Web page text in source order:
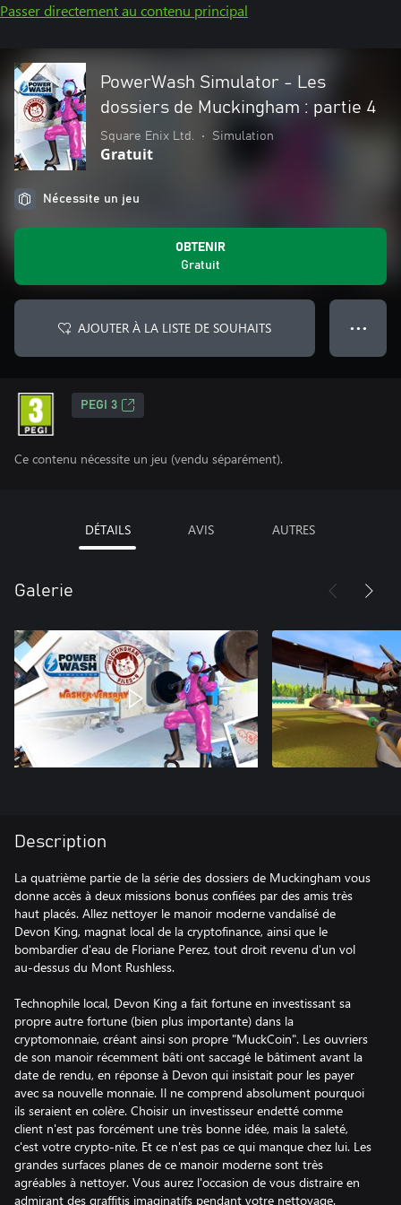
Passer directement au contenu principal
PowerWash Simulator - Les
dossiers de Muckingham : partie 4
Square Enix Ltd. • Simulation
Gratuit
Nécessite un jeu
OBTENIR
Gratuit
AJOUTER À LA LISTE DE SOUHAITS ● ● ●
PEGI 3
Ce contenu nécessite un jeu (vendu séparément).
DÉTAILS AVIS AUTRES
Galerie
Description
La quatrième partie de la série des dossiers de Muckingham vous
donne accès à deux missions bonus confiées par des amis très
haut placés. Allez nettoyer le manoir moderne vandalisé de
Devon King, magnat local de la cryptofinance, ainsi que le
bombardier d'eau de Floriane Perez, tout droit revenu d'un vol
au-dessus du Mont Rushless.
Technophile local, Devon King a fait fortune en investissant sa
propre autre fortune (bien plus importante) dans la
cryptomonnaie, créant ainsi son propre "MuckCoin". Les ouvriers
de son manoir récemment bâti ont saccagé le bâtiment avant la
date de rendu, en réponse à Devon qui insistait pour les payer
avec sa nouvelle monnaie. Il ne comprend absolument pourquoi
ils seraient en colère. Choisir un investisseur endetté comme
client n'est pas forcément une très bonne idée, mais la saleté,
c'est votre crypto-nite. Et ce n'est pas ce qui manque chez lui. Les
grandes surfaces planes de ce manoir moderne sont très
agréables à nettoyer. Vous aurez l'occasion de vous distraire en
admirant des graffitis imaginatifs pendant votre nettoyage.